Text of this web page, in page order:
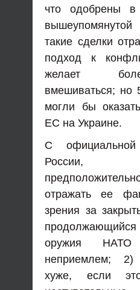
что одобрены в
такие сделки
подход к
желает
вмешиваться;
могли бы
ЕС на Украине.
С
России,
отражать ее
зрения за
оружия
неприемлем;
хуже, если